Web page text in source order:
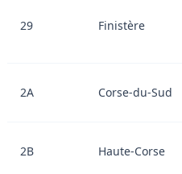
29 Finistère
2A Corse-du-Sud
2B Haute-Corse